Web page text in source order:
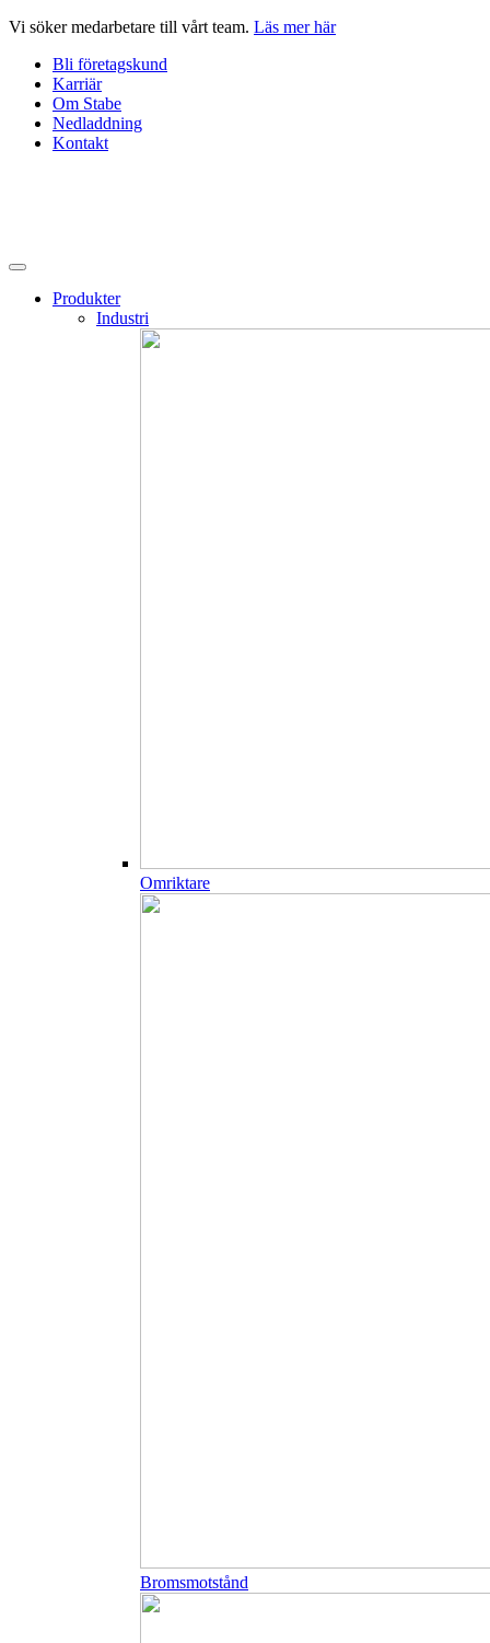
Hoppa
innehåll
Vi söker medarbetare till vårt team. Läs mer här
Bli företagskund
Karriär
Om Stabe
Nedladdning
Kontakt
Produkter
Industri
Omriktare
Bromsmotstånd